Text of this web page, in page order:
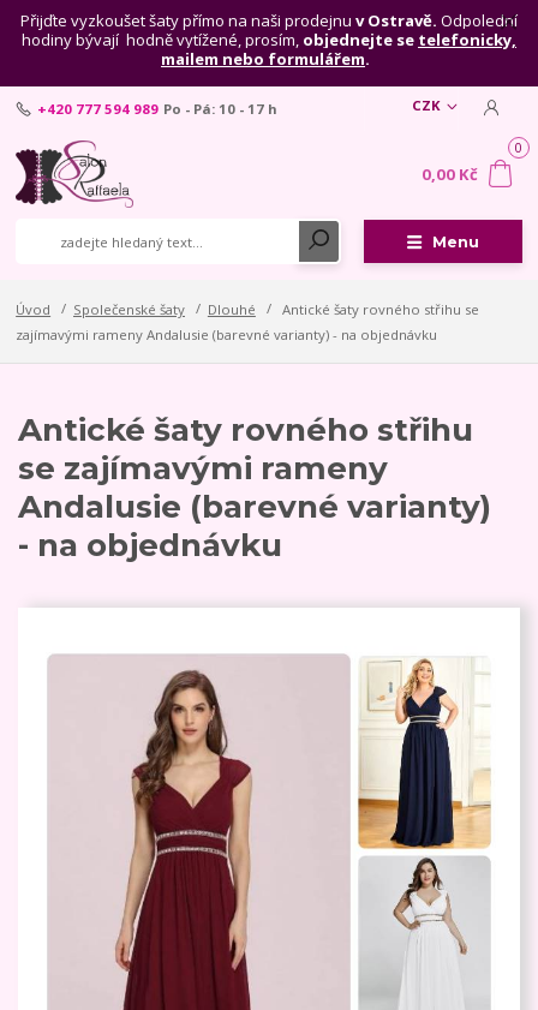
Přijďte vyzkoušet šaty přímo na naši prodejnu v Ostravě. Odpolední
hodiny bývají hodně vytížené, prosím, objednejte se telefonicky,
mailem nebo formulářem.
Menu
CZK
+420 777 594 989 Po - Pá: 10 - 17 h
0
0,00 Kč
Úvod Společenské šaty Dlouhé
Antické šaty rovného střihu se
zajímavými rameny Andalusie (barevné varianty) - na objednávku
Antické šaty rovného střihu
se zajímavými rameny
Andalusie (barevné varianty)
- na objednávku